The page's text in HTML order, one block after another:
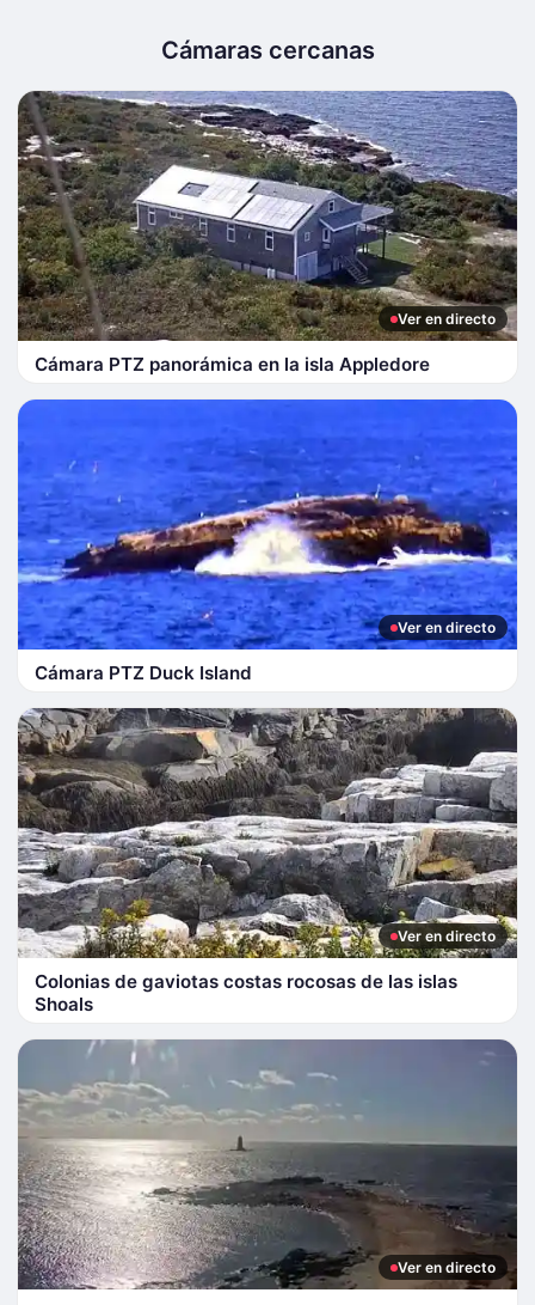
Cámaras cercanas
Ver en directo
Cámara PTZ panorámica en la isla Appledore
Ver en directo
Cámara PTZ Duck Island
Ver en directo
Colonias de gaviotas costas rocosas de las islas
Shoals
Ver en directo